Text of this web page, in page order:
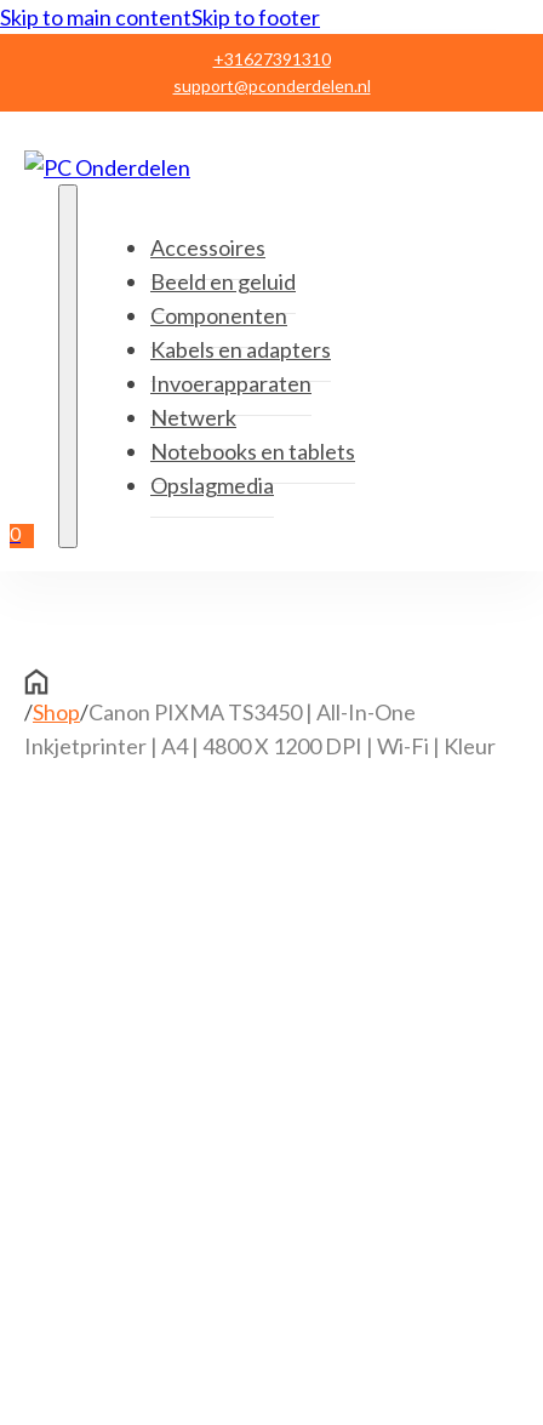
Skip to main contentSkip to footer
+31627391310
support@pconderdelen.nl
0
Accessoires
Beeld en geluid
Componenten
Kabels en adapters
Invoerapparaten
Netwerk
Notebooks en tablets
Opslagmedia
/Shop/Canon PIXMA TS3450 | All-In-One
Inkjetprinter | A4 | 4800 X 1200 DPI | Wi-Fi | Kleur